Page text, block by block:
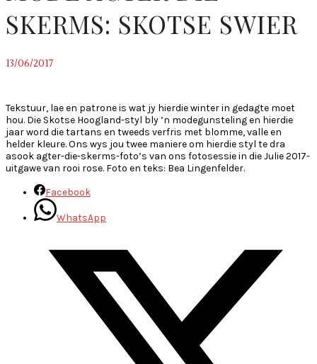
SKERMS: SKOTSE SWIER
13/06/2017
Tekstuur, lae en patrone is wat jy hierdie winter in gedagte moet
hou. Die Skotse Hoogland-styl bly ’n modegunsteling en hierdie
jaar word die tartans en tweeds verfris met blomme, valle en
helder kleure. Ons wys jou twee maniere om hierdie styl te dra
asook agter-die-skerms-foto’s van ons fotosessie in die Julie 2017-
uitgawe van rooi rose. Foto en teks: Bea Lingenfelder.
Facebook
WhatsApp